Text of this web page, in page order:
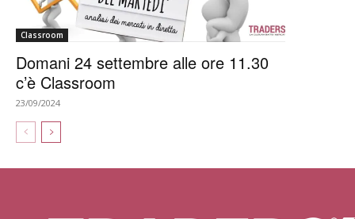
Classroom
Domani 24 settembre alle ore 11.30
c’è Classroom
23/09/2024